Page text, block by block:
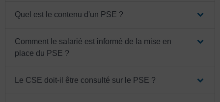
Quel est le contenu d'un PSE ?
Comment le salarié est informé de la mise en
place du PSE ?
Le CSE doit-il être consulté sur le PSE ?